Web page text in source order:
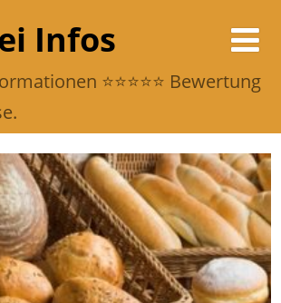
Infos
⭐️⭐️⭐️⭐️⭐️ Bewertung